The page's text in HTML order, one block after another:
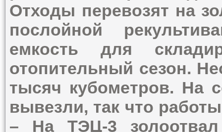
Отходы перевозят на
послойной
емкость для
отопительный сезон.
тысяч кубометров. На
вывезли, так что
– На ТЭЦ-3